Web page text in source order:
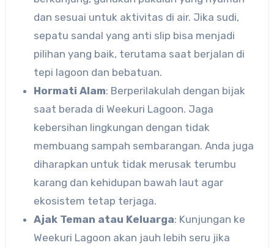
dan sesuai untuk aktivitas di air. Jika sudi,
sepatu sandal yang anti slip bisa menjadi
pilihan yang baik, terutama saat berjalan di
tepi lagoon dan bebatuan.
Hormati Alam: Berperilakulah dengan bijak
saat berada di Weekuri Lagoon. Jaga
kebersihan lingkungan dengan tidak
membuang sampah sembarangan. Anda juga
diharapkan untuk tidak merusak terumbu
karang dan kehidupan bawah laut agar
ekosistem tetap terjaga.
Ajak Teman atau Keluarga: Kunjungan ke
Weekuri Lagoon akan jauh lebih seru jika